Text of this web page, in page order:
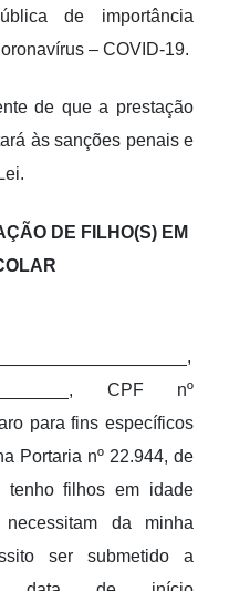
de importância
– COVID-19.
de que a prestação
às sanções penais e
DE FILHO(S) EM
CPF nº
para fins específicos
Portaria nº 22.944, de
filhos em idade
da minha
ser submetido a